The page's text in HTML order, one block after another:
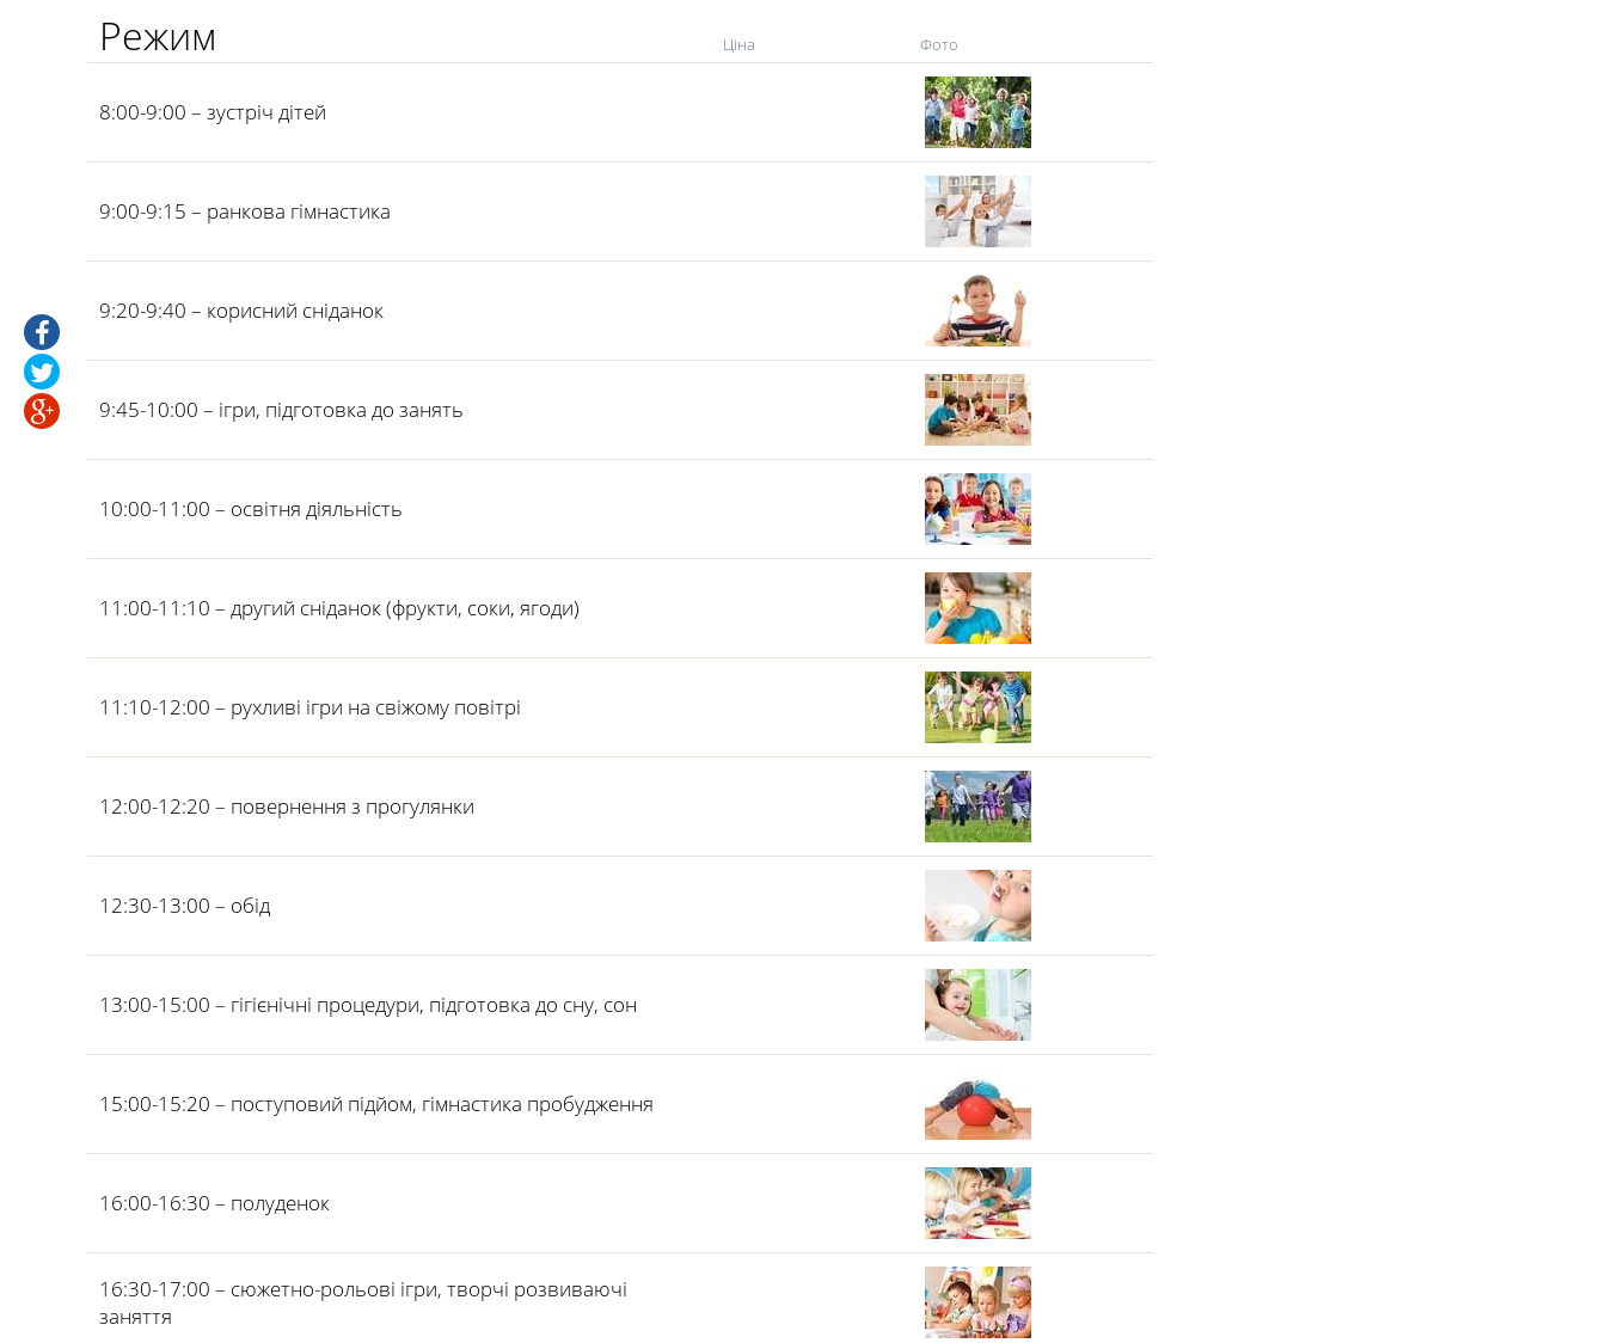
Режим Ціна Фото
8:00-9:00 – зустріч дітей
9:00-9:15 – ранкова гімнастика
9:20-9:40 – корисний сніданок
9:45-10:00 – ігри, підготовка до занять
10:00-11:00 – освітня діяльність
11:00-11:10 – другий сніданок (фрукти, соки, ягоди)
11:10-12:00 – рухливі ігри на свіжому повітрі
12:00-12:20 – повернення з прогулянки
12:30-13:00 – обід
13:00-15:00 – гігієнічні процедури, підготовка до сну, сон
15:00-15:20 – поступовий підйом, гімнастика пробудження
16:00-16:30 – полуденок
16:30-17:00 – сюжетно-рольові ігри, творчі розвиваючі
заняття